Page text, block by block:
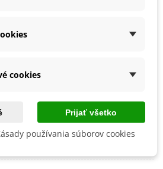
Jún
Slnečné
Letničky
cookies
Prijať všetko
používania súborov cookies